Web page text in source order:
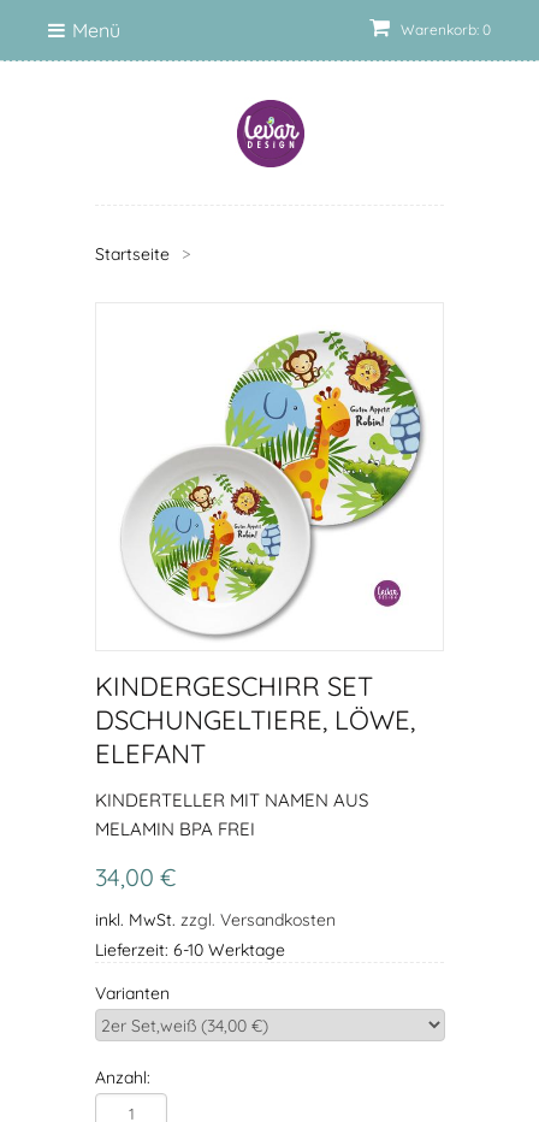
Warenkorb: 0
Menü
Startseite >
KINDERGESCHIRR SET
DSCHUNGELTIERE, LÖWE,
ELEFANT
KINDERTELLER MIT NAMEN AUS
MELAMIN BPA FREI
34,00 €
inkl. MwSt. zzgl. Versandkosten
Lieferzeit: 6-10 Werktage
Varianten
Anzahl: